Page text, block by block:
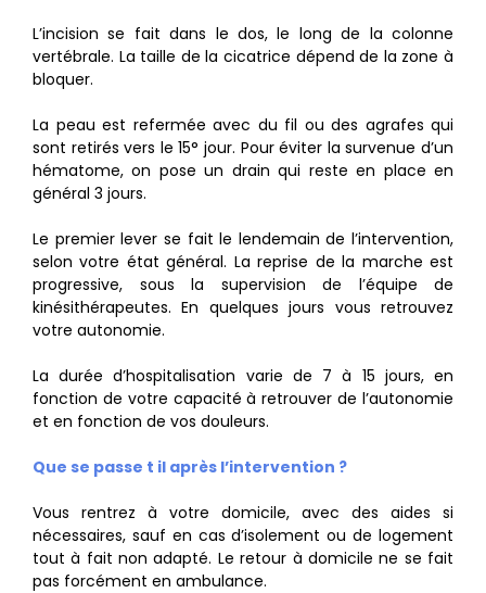
L’incision se fait dans le dos, le long de la colonne
vertébrale. La taille de la cicatrice dépend de la zone à
bloquer.
La peau est refermée avec du fil ou des agrafes qui
sont retirés vers le 15° jour. Pour éviter la survenue d’un
hématome, on pose un drain qui reste en place en
général 3 jours.
Le premier lever se fait le lendemain de l’intervention,
selon votre état général. La reprise de la marche est
progressive, sous la supervision de l’équipe de
kinésithérapeutes. En quelques jours vous retrouvez
votre autonomie.
La durée d’hospitalisation varie de 7 à 15 jours, en
fonction de votre capacité à retrouver de l’autonomie
et en fonction de vos douleurs.
Que se passe t il après l’intervention ?
Vous rentrez à votre domicile, avec des aides si
nécessaires, sauf en cas d’isolement ou de logement
tout à fait non adapté. Le retour à domicile ne se fait
pas forcément en ambulance.